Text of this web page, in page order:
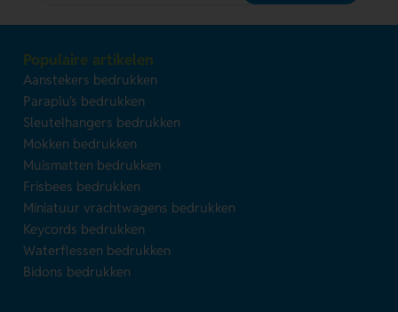
Populaire artikelen
Aanstekers bedrukken
Paraplu's bedrukken
Sleutelhangers bedrukken
Mokken bedrukken
Muismatten bedrukken
Frisbees bedrukken
Miniatuur vrachtwagens bedrukken
Keycords bedrukken
Waterflessen bedrukken
Bidons bedrukken